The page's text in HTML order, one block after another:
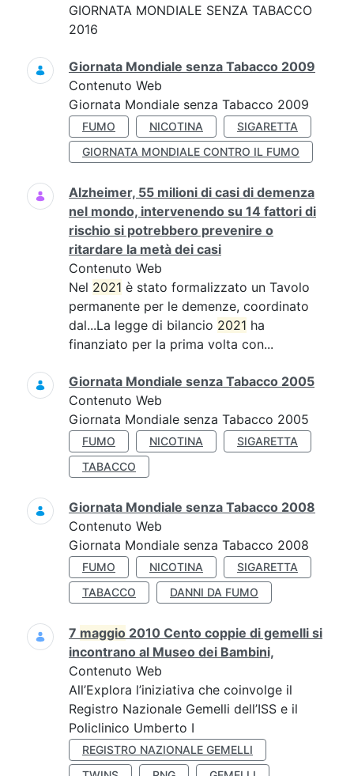
GIORNATA MONDIALE SENZA TABACCO
2016
Giornata Mondiale senza Tabacco 2009
Contenuto Web
Giornata Mondiale senza Tabacco 2009
FUMO NICOTINA
SIGARETTA
GIORNATA MONDIALE CONTRO IL FUMO
Alzheimer, 55 milioni di casi di demenza
nel mondo, intervenendo su 14 fattori di
rischio si potrebbero prevenire o
ritardare la metà dei casi
Contenuto Web
Nel 2021 è stato formalizzato un Tavolo
permanente per le demenze, coordinato
dal...La legge di bilancio 2021 ha
finanziato per la prima volta con...
Giornata Mondiale senza Tabacco 2005
Contenuto Web
Giornata Mondiale senza Tabacco 2005
FUMO NICOTINA
SIGARETTA
TABACCO
Giornata Mondiale senza Tabacco 2008
Contenuto Web
Giornata Mondiale senza Tabacco 2008
FUMO NICOTINA
SIGARETTA
TABACCO
DANNI DA FUMO
7 maggio 2010 Cento coppie di gemelli si
incontrano al Museo dei Bambini,
Contenuto Web
All’Explora l’iniziativa che coinvolge il
Registro Nazionale Gemelli dell’ISS e il
Policlinico Umberto I
REGISTRO NAZIONALE GEMELLI